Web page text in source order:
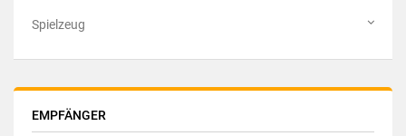
Spielzeug
EMPFÄNGER